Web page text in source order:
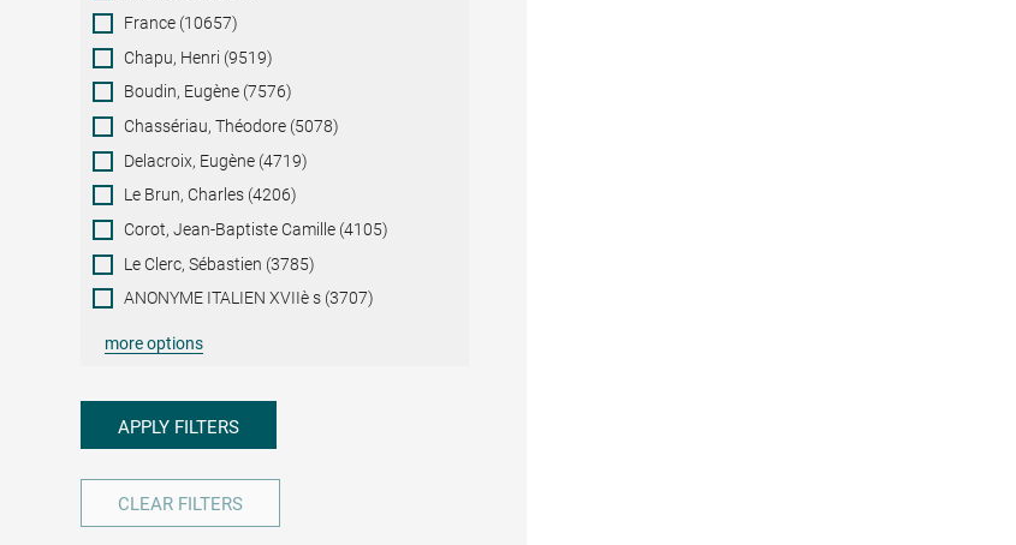
France (10657)
Chapu, Henri (9519)
Boudin, Eugène (7576)
Chassériau, Théodore (5078)
Delacroix, Eugène (4719)
Le Brun, Charles (4206)
Corot, Jean-Baptiste Camille (4105)
Le Clerc, Sébastien (3785)
ANONYME ITALIEN XVIIè s (3707)
more options
APPLY FILTERS
CLEAR FILTERS